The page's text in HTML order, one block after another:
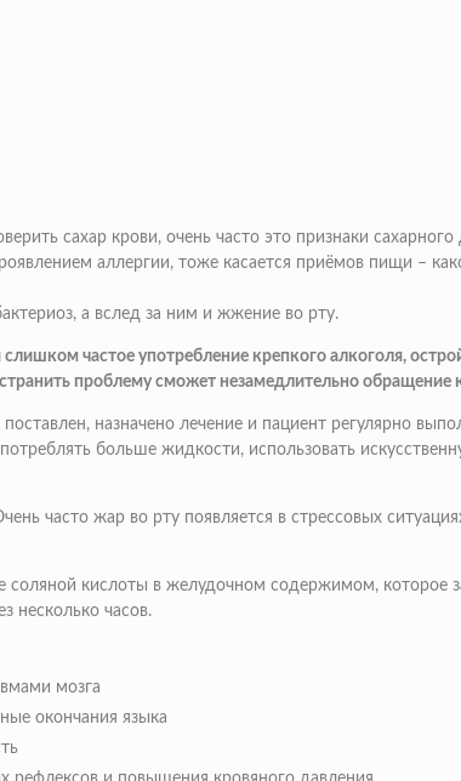
сахар крови, очень часто это признаки сахарного
аллергии, тоже касается приёмов пищи –
а вслед за ним и жжение во рту.
частое употребление крепкого алкоголя,
проблему сможет незамедлительно обращение
назначено лечение и пациент регулярно
больше жидкости, использовать
часто жар во рту появляется в стрессовых
кислоты в желудочном содержимом, которое
несколько часов.
мозга
окончания языка